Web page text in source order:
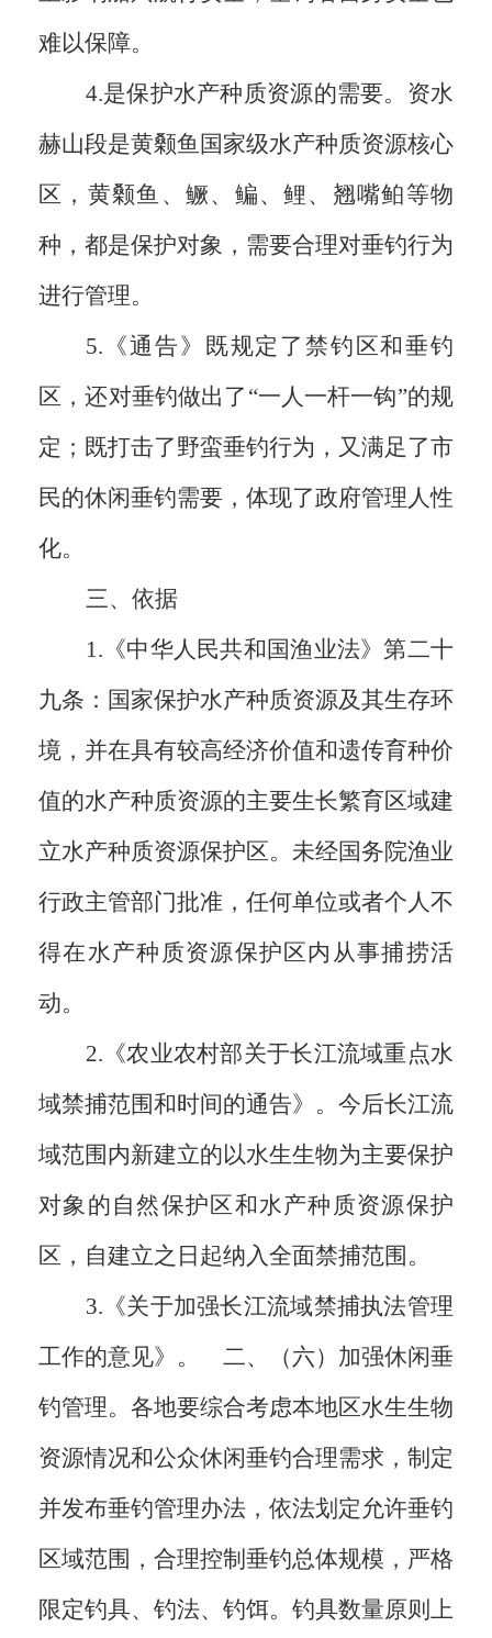
难以保障。
4.是保护水产种质资源的需要。资水
赫山段是黄颡鱼国家级水产种质资源核心
区，黄颡鱼、鳜、鳊、鲤、翘嘴鲌等物
种，都是保护对象，需要合理对垂钓行为
进行管理。
5.《通告》既规定了禁钓区和垂钓
区，还对垂钓做出了“一人一杆一钩”的规
定；既打击了野蛮垂钓行为，又满足了市
民的休闲垂钓需要，体现了政府管理人性
化。
三、依据
1.《中华人民共和国渔业法》第二十
九条：国家保护水产种质资源及其生存环
境，并在具有较高经济价值和遗传育种价
值的水产种质资源的主要生长繁育区域建
立水产种质资源保护区。未经国务院渔业
行政主管部门批准，任何单位或者个人不
得在水产种质资源保护区内从事捕捞活
动。
2.《农业农村部关于长江流域重点水
域禁捕范围和时间的通告》。今后长江流
域范围内新建立的以水生生物为主要保护
对象的自然保护区和水产种质资源保护
区，自建立之日起纳入全面禁捕范围。
3.《关于加强长江流域禁捕执法管理
工作的意见》。 二、（六）加强休闲垂
钓管理。各地要综合考虑本地区水生生物
资源情况和公众休闲垂钓合理需求，制定
并发布垂钓管理办法，依法划定允许垂钓
区域范围，合理控制垂钓总体规模，严格
限定钓具、钓法、钓饵。钓具数量原则上